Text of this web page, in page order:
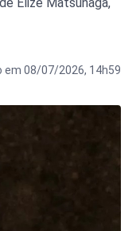
em 08/07/2026, 14h59